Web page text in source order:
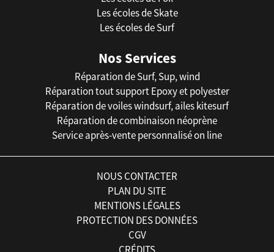
Les écoles de Skate
Les écoles de Surf
Nos Services
Réparation de Surf, Sup, wind
Réparation tout support Epoxy et polyester
Réparation de voiles windsurf, ailes kitesurf
Réparation de combinaison néoprène
Service après-vente personnalisé on line
NOUS CONTACTER
PLAN DU SITE
MENTIONS LÉGALES
PROTECTION DES DONNÉES
CGV
CRÉDITS